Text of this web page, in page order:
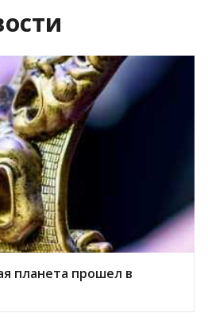
планета прошел в